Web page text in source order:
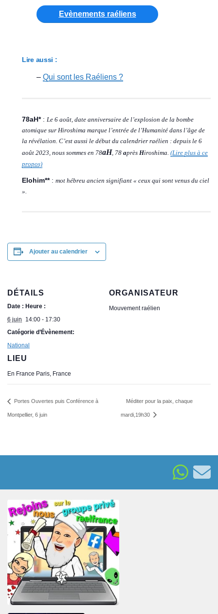
Evènements raéliens
Lire aussi :
– Qui sont les Raéliens ?
78aH*: Le 6 août, date anniversaire de l’explosion de la bombe
atomique sur Hiroshima marque l’entrée de l’Humanité dans l’âge de
la révélation. C’est aussi le début du calendrier raélien : depuis le 6
août 2023, nous sommes en 78aH , 78 après Hiroshima. (Lire plus à ce
propos)
Elohim**: mot hébreu ancien signifiant « ceux qui sont venus du ciel
».
Ajouter au calendrier
DÉTAILS
Date :
6 juin
Heure :
14:00 - 17:30
Catégorie d’Évènement:
National
LIEU
En France Paris, France
ORGANISATEUR
Mouvement raélien
Portes Ouvertes puis Conférence à
Montpellier, 6 juin
Méditer pour la paix, chaque
mardi,19h30